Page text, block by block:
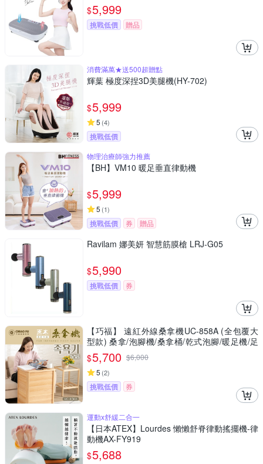
$5,999
挑戰低價 贈品
消費滿萬★送500超贈點
輝葉 極度深捏3D美腿機(HY-702)
$5,999
5 (4)
挑戰低價
物理治療師強力推薦
【BH】VM10 暖足垂直律動機
$5,999
5 (1)
挑戰低價 券 贈品
Ravilam 娜美妍 智慧筋膜槍 LRJ-G05
$5,990
挑戰低價 券
【巧福】 遠紅外線桑拿機UC-858A (全包覆大
型款) 桑拿/泡腳機/桑拿桶/乾式泡腳/暖足機/足
浴桶/桑拿/美腿機/韓式汗蒸/保暖
$5,700 $6,000
5 (2)
挑戰低價 券
運動x舒緩二合一
【日本ATEX】Lourdes 懶懶舒脊律動搖擺機-律
動機AX-FY919
$5,688